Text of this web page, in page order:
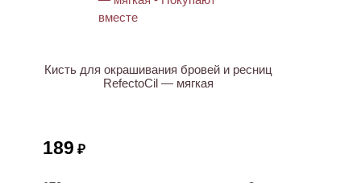
Кисть для окрашивания бровей и ресниц
RefectoCil — мягкая
189 ₽